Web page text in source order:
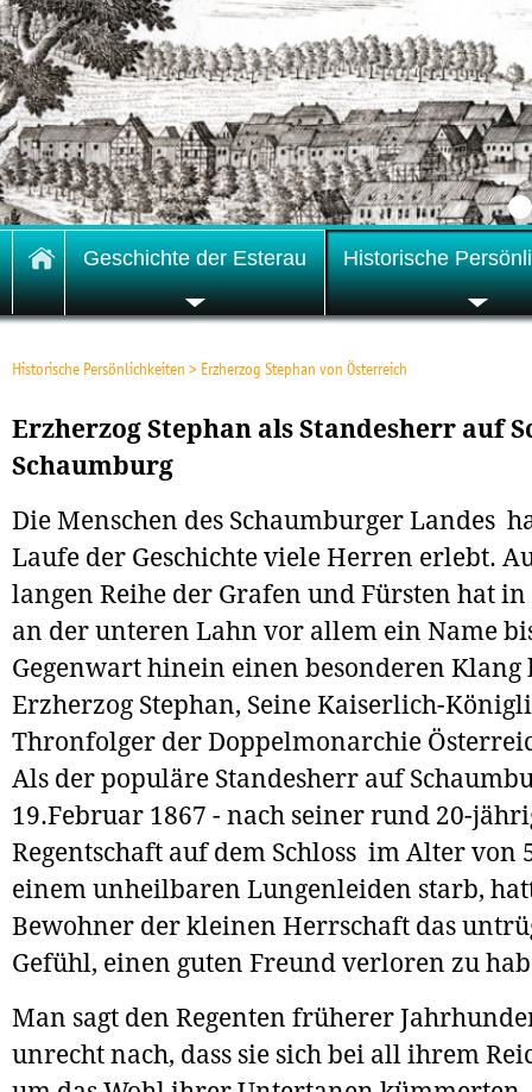
Geschichte der Esterau Historische
Historische Persönlichkeiten > Erzherzog Stephan von Österreich
Erzherzog Stephan als Standesherr auf
Schaumburg
Die Menschen des Schaumburger Landes
Laufe der Geschichte viele Herren erlebt.
langen Reihe der Grafen und Fürsten hat in
an der unteren Lahn vor allem ein Name
Gegenwart hinein einen besonderen Klang
Erzherzog Stephan, Seine Kaiserlich-
Thronfolger der Doppelmonarchie
Als der populäre Standesherr auf
19.Februar 1867 - nach seiner rund 20-
Regentschaft auf dem Schloss im Alter von
einem unheilbaren Lungenleiden starb,
Bewohner der kleinen Herrschaft das
Gefühl, einen guten Freund verloren zu
Man sagt den Regenten früherer
unrecht nach, dass sie sich bei all ihrem